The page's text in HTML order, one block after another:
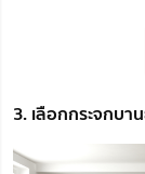
3. เลือกกระจกบา